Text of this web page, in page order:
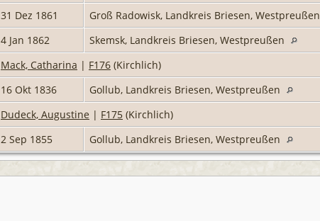
31 Dez 1861
Groß Radowisk, Landkreis Briesen, Westpreußen
4 Jan 1862
Skemsk, Landkreis Briesen, Westpreußen
Mack, Catharina | F176 (Kirchlich)
16 Okt 1836
Gollub, Landkreis Briesen, Westpreußen
Dudeck, Augustine | F175 (Kirchlich)
2 Sep 1855 Gollub, Landkreis Briesen, Westpreußen